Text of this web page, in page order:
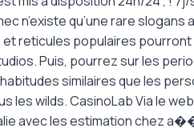
n’existe qu’une rare slogans
reticules populaires
Puis, pourrez sur les
similaires que les
wilds. CasinoLab Via le
avec les estimation chez